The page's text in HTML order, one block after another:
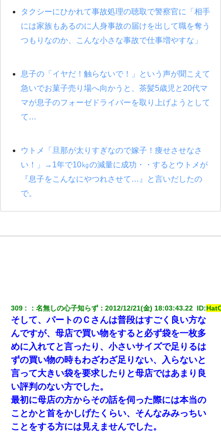
夫の友達がBBQを定期的に開催して夫婦で参加してたんだけど、
女性側のリーダーみたいな人に「BBQは友達とやりなよ！」と言
われて…
【クズ】昔、兄がお見合いして「ブスすぎｗｗｗ」と断った女性
が、兄の同級生と結婚。それを知った兄は荒れ狂い、｢嫁さん、俺
のお古ですが気分はどう？」とメールを送った→
タクシーにひかれて事故処理の聴取で警察官に「相手
には家族もあるのに人身事故の届けを出して職を奪う
つもりなのか、こんな小さな事故で仕事増やすな」
息子の「イヤだ！触らないで！」という声が聞こえて
急いでお菓子売り場へ向かうと、茶髪5歳児と20代マ
マが息子のフォーゼドライバーを取り上げようとして
て…
ウトメ「旦那が太りすぎなので嫁子！痩せさせなさ
い！」→1年で10㎏の減量に成功・・するとウトメが
『息子をこんなにやつれさせて…』と言いだしたの
で。
309 ：名無しの心子知らず ：2012/12/21(金) 18:03:43.22 ID:
そして、パートのＣさんは普段はすごく良い方な
んですが、母店で買い物をすると必ず袋を一枚多
めに入れてと言ったり、小さいサイズで足りるは
ずの買い物の時もわざわざ足りない、入らないと
言って大きい袋を要求したりと母店ではあまり良
い評判のない方でした。
最初に母店の方からその話を伺った際には本当の
ことかと首をかしげたくらい、そんなみみっちい
ことをする方には見えませんでした。